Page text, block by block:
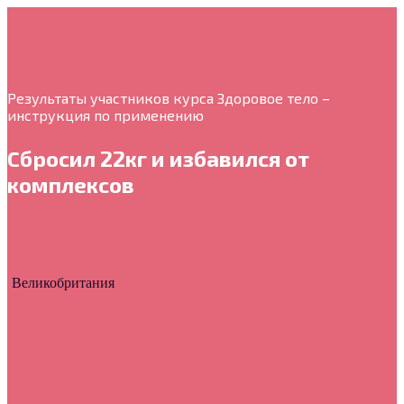
Результаты участников курса Здоровое тело –
инструкция по применению
Сбросил 22кг и избавился от
комплексов
Великобритания